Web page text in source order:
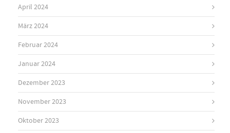
April 2024
März 2024
Februar 2024
Januar 2024
Dezember 2023
November 2023
Oktober 2023